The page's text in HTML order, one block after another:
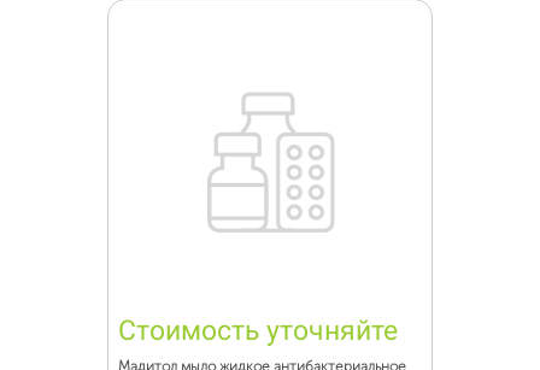
Стоимость уточняйте
Мадитол мыло жидкое антибактериальное